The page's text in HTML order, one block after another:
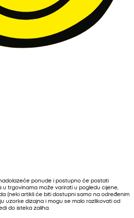
ponude i postupno će postati
trgovinama može varirati u pogledu cijene,
(neki artikli će biti dostupni samo na određenim
uzorke dizajna i mogu se malo razlikovati od
do isteka zaliha.